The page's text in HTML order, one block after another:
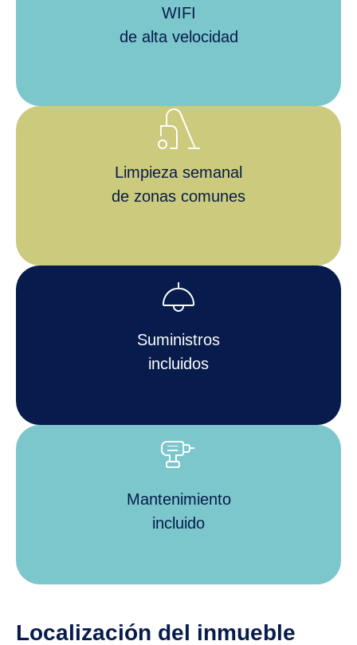
WIFI
de alta velocidad
vacuum
Limpieza semanal
de zonas comunes
light
Suministros
incluidos
tools_power_drill
Mantenimiento
incluido
Localización del inmueble